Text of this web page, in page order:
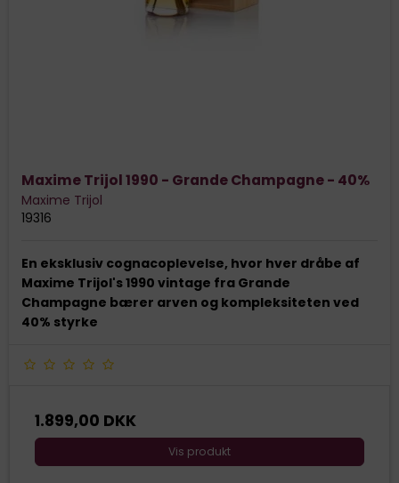
Maxime Trijol 1990 - Grande Champagne - 40%
Maxime Trijol
19316
En eksklusiv cognacoplevelse, hvor hver dråbe af
Maxime Trijol's 1990 vintage fra Grande
Champagne bærer arven og kompleksiteten ved
40% styrke
1.899,00 DKK
Vis produkt